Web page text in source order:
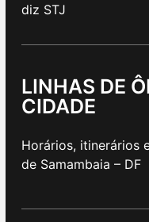
diz STJ
LINHAS DE
CIDADE
Horários, itinerários
de Samambaia – DF